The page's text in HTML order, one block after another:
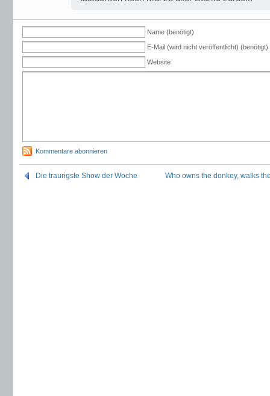
Name (benötigt)
E-Mail (wird nicht veröffentlicht) (benötigt)
Website
Kommentare abonnieren
Die traurigste Show der Woche Who owns the donkey, walks